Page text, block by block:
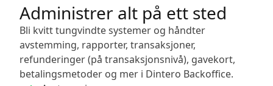
Administrer alt på ett sted
Bli kvitt tungvindte systemer og håndter
avstemming, rapporter, transaksjoner,
refunderinger (på transaksjonsnivå), gavekort,
betalingsmetoder og mer i Dintero Backoffice.